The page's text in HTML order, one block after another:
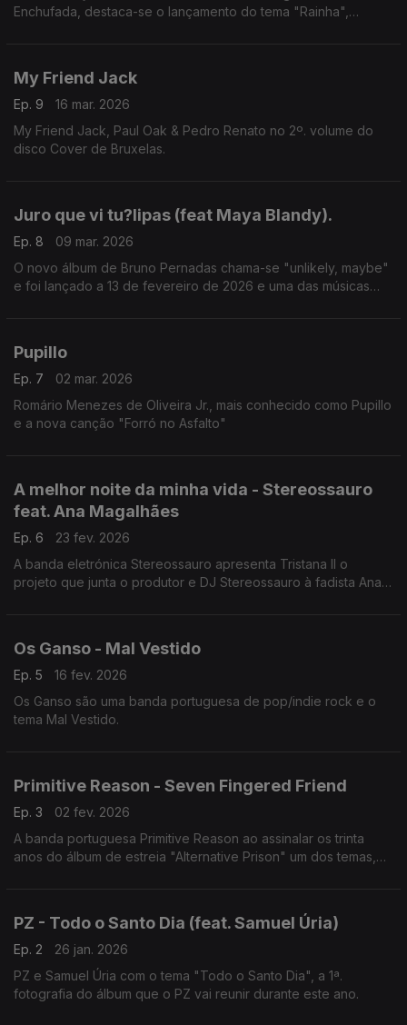
Enchufada, destaca-se o lançamento do tema "Rainha",
My Friend Jack
Ep. 9
16 mar. 2026
My Friend Jack, Paul Oak & Pedro Renato no 2º. volume do
disco Cover de Bruxelas.
Juro que vi tu?lipas (feat Maya Blandy).
Ep. 8
09 mar. 2026
O novo álbum de Bruno Pernadas chama-se "unlikely, maybe"
e foi lançado a 13 de fevereiro de 2026 e uma das músicas
Pupillo
Ep. 7
02 mar. 2026
Romário Menezes de Oliveira Jr., mais conhecido como Pupillo
e a nova canção "Forró no Asfalto"
A melhor noite da minha vida - Stereossauro
feat. Ana Magalhães
Ep. 6
23 fev. 2026
A banda eletrónica Stereossauro apresenta Tristana II o
projeto que junta o produtor e DJ Stereossauro à fadista Ana
Os Ganso - Mal Vestido
Ep. 5
16 fev. 2026
Os Ganso são uma banda portuguesa de pop/indie rock e o
tema Mal Vestido.
Primitive Reason - Seven Fingered Friend
Ep. 3
02 fev. 2026
A banda portuguesa Primitive Reason ao assinalar os trinta
anos do álbum de estreia "Alternative Prison" um dos temas,
PZ - Todo o Santo Dia (feat. Samuel Úria)
Ep. 2
26 jan. 2026
PZ e Samuel Úria com o tema "Todo o Santo Dia", a 1ª.
fotografia do álbum que o PZ vai reunir durante este ano.